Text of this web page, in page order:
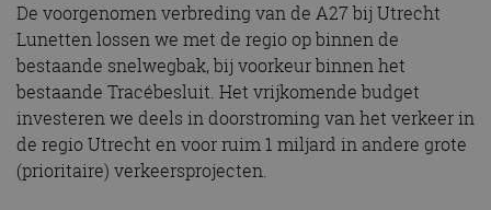
De voorgenomen verbreding van de A27 bij Utrecht
Lunetten lossen we met de regio op binnen de
bestaande snelwegbak, bij voorkeur binnen het
bestaande Tracébesluit. Het vrijkomende budget
investeren we deels in doorstroming van het verkeer in
de regio Utrecht en voor ruim 1 miljard in andere grote
(prioritaire) verkeersprojecten.